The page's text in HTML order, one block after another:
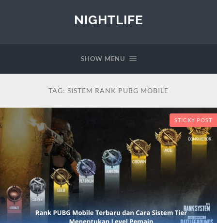
NIGHTLIFE
SHOW MENU
TAG: SISTEM RANK PUBG MOBILE
STICKY POST